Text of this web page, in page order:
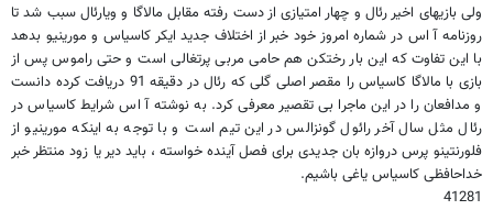
ولی بازیهای اخیر رئال و چهار امتیازی از دست رفته مقابل مالاگا و ویارئال سبب شد تا
روزنامه آ اس در شماره امروز خود خبر از اختلاف جدید ایکر کاسیاس و مورینیو بدهد
با این تفاوت که این بار رختکن هم حامی مربی پرتغالی است و حتی راموس پس از
بازی با مالاگا کاسیاس را مقصر اصلی گلی که رئال در دقیقه 91 دریافت کرده دانست
و مدافعان را در این ماجرا بی تقصیر معرفی کرد. به نوشته آ اس شرایط کاسیاس در
رئال مثل سال آخر رائول گونزالس در این تیم است و با توجه به اینکه مورینیو از
فلورنتینو پرس دروازه بان جدیدی برای فصل آینده خواسته ، باید دیر یا زود منتظر خبر
خداحافظی کاسیاس یاغی باشیم.
41281